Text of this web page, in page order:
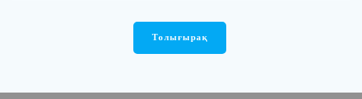
Толығырақ